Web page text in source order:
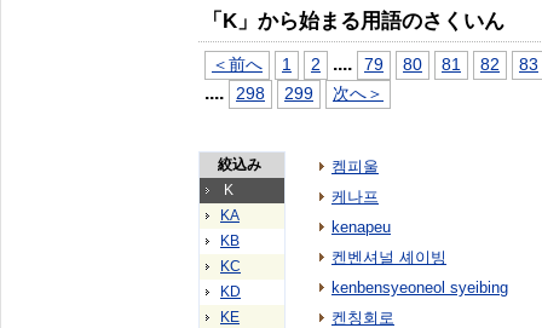
「K」から始まる用語のさくいん
＜前へ 1 2 .... 79 80 81 82 83
.... 298 299 次へ＞
絞込み
K
KA
KB
KC
KD
KE
켐피울
케나프
kenapeu
켄벤셔널 셰이빙
kenbensyeoneol syeibing
켄칭회로